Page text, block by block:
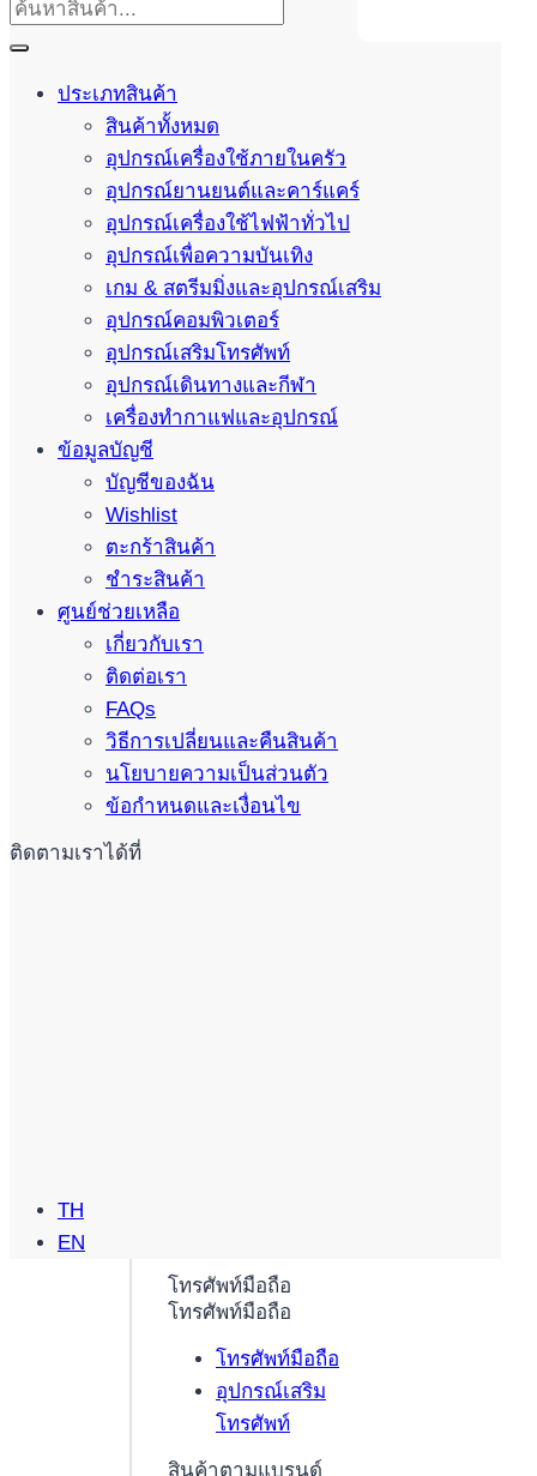
โทรศัพท์มือถือ
โทรศัพท์มือถือ
โทรศัพท์มือถือ
อุปกรณ์เสริม
โทรศัพท์
สินค้าตามแบรนด์
ประเภทสินค้า
สินค้าทั้งหมด
อุปกรณ์เครื่องใช้ภายในครัว
อุปกรณ์ยานยนต์และคาร์แคร์
อุปกรณ์เครื่องใช้ไฟฟ้าทั่วไป
อุปกรณ์เพื่อความบันเทิง
เกม & สตรีมมิ่งและอุปกรณ์เสริม
อุปกรณ์คอมพิวเตอร์
อุปกรณ์เสริมโทรศัพท์
อุปกรณ์เดินทางและกีฬา
เครื่องทำกาแฟและอุปกรณ์
ข้อมูลบัญชี
บัญชีของฉัน
Wishlist
ตะกร้าสินค้า
ชำระสินค้า
ศูนย์ช่วยเหลือ
เกี่ยวกับเรา
ติดต่อเรา
FAQs
วิธีการเปลี่ยนและคืนสินค้า
นโยบายความเป็นส่วนตัว
ข้อกำหนดและเงื่อนไข
ติดตามเราได้ที่
TH
EN